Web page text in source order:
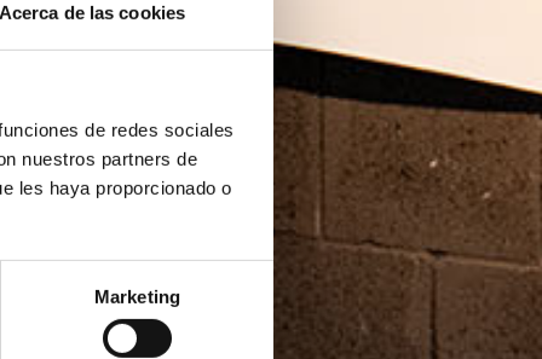
de las cookies
de redes sociales
nuestros partners de
les haya proporcionado o
Marketing